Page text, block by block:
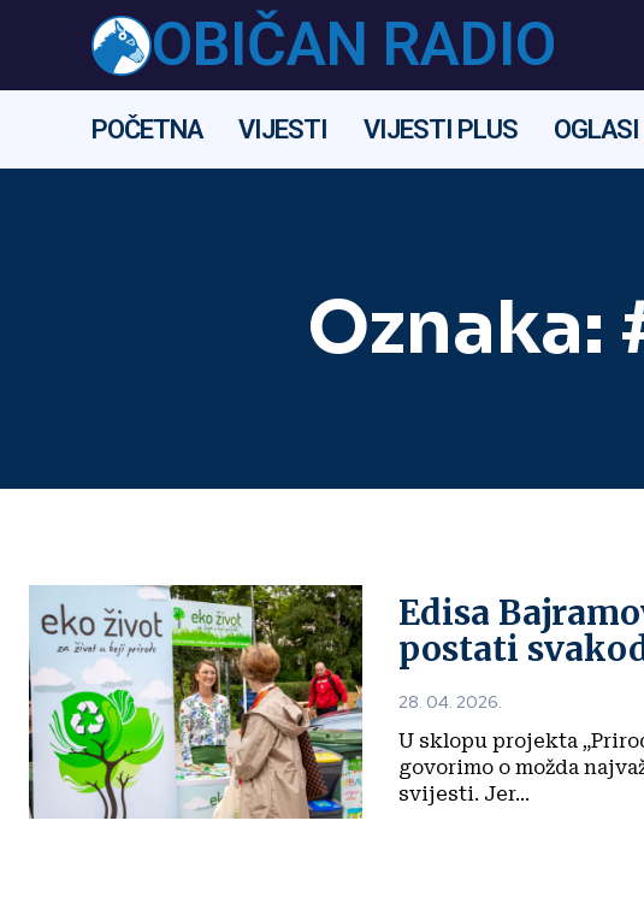
OBIČAN RADIO
POČETNA VIJESTI VIJESTI PLUS
Oznaka:
Edisa
postati
28. 04. 2026.
U sklopu projekta
govorimo o možda
svijesti. Jer...